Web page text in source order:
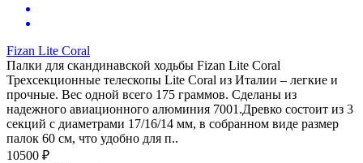
Fizan Lite Coral
Палки для скандинавской ходьбы Fizan Lite Coral
Трехсекционные телескопы Lite Coral из Италии – легкие и
прочные. Вес одной всего 175 граммов. Сделаны из
надежного авиационного алюминия 7001.Древко состоит из 3
секций с диаметрами 17/16/14 мм, в собранном виде размер
палок 60 см, что удобно для п..
10500 ₽